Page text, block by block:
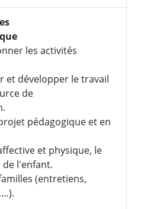
les activités
et développer le travail
de
pédagogique et en
et physique, le
de l'enfant.
(entretiens,